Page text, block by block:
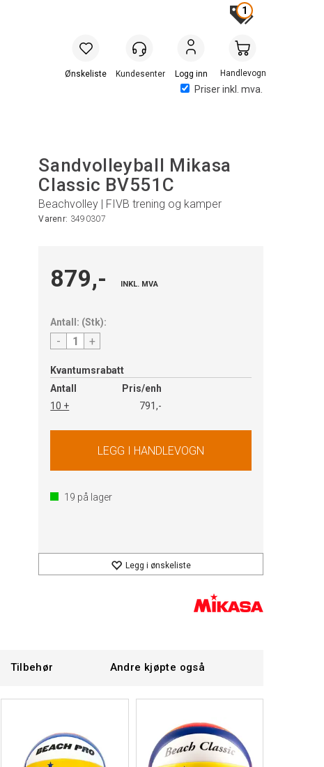
Priser inkl. mva.
Logg inn Handlevogn
1
Sandvolleyball Mikasa
Classic BV551C
Beachvolley | FIVB trening og kamper
Varenr: 3490307
879,- INKL. MVA
Antall: (Stk):
- +
Kvantumsrabatt
Antall
Pris/enh
10 +
791,-
19 på lager
Legg i ønskeliste
Tilbehør Andre kjøpte også